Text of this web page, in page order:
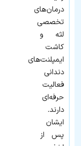
درمان‌های
تخصصی
لثه و
کاشت
ایمپلنت‌های
دندانی
فعالیت
حرفه‌ای
دارند.
ایشان
پس از